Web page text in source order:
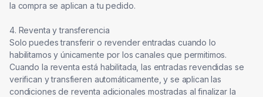
la compra se aplican a tu pedido.
4. Reventa y transferencia
Solo puedes transferir o revender entradas cuando lo
habilitamos y únicamente por los canales que permitimos.
Cuando la reventa está habilitada, las entradas revendidas se
verifican y transfieren automáticamente, y se aplican las
condiciones de reventa adicionales mostradas al finalizar la